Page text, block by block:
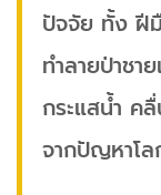
ปัจจัย ทั้ง ฝี
ทำลายป่าช
กระแสน้ำ ค
จากปัญหาโล